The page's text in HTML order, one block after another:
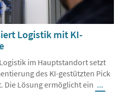
Logistik mit KI-
im Hauptstandort setzt
des KI-gestützten Pick
Die Lösung ermöglicht ein ...